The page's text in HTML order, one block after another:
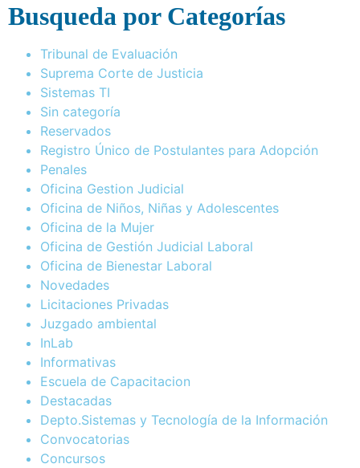
Busqueda por Categorías
Tribunal de Evaluación
Suprema Corte de Justicia
Sistemas TI
Sin categoría
Reservados
Registro Único de Postulantes para Adopción
Penales
Oficina Gestion Judicial
Oficina de Niños, Niñas y Adolescentes
Oficina de la Mujer
Oficina de Gestión Judicial Laboral
Oficina de Bienestar Laboral
Novedades
Licitaciones Privadas
Juzgado ambiental
InLab
Informativas
Escuela de Capacitacion
Destacadas
Depto.Sistemas y Tecnología de la Información
Convocatorias
Concursos